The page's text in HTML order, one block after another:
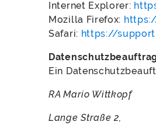
Internet Explorer:
Mozilla Firefox:
Safari: https://
Ein
RA Mario Wittkopf
Lange Straße 2,